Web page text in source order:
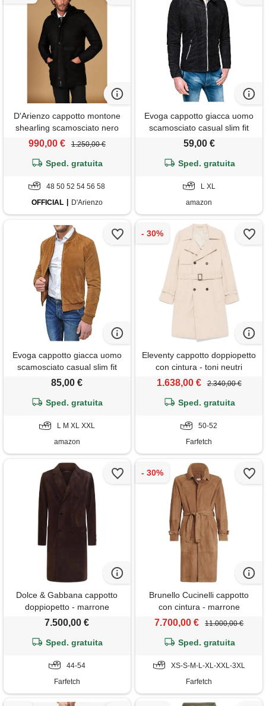
D'Arienzo cappotto montone
shearling scamosciato nero
con cappuccio staccabile
990,00 € 1.250,00 €
Sped. gratuita
48 50 52 54 56 58
OFFICIAL
D'Arienzo
Evoga cappotto giacca uomo
scamosciato casual slim fit
invernale giubbotto bomber
tasche con zip)
59,00 €
Sped. gratuita
L XL
amazon
Evoga cappotto giacca uomo
scamosciato casual slim fit
invernale giubbotto bomber
cammello)
85,00 €
Sped. gratuita
L M XL XXL
amazon
Eleventy cappotto doppiopetto
con cintura - toni neutri
1.638,00 € 2.340,00 €
Sped. gratuita
50-52
Farfetch
Dolce & Gabbana cappotto
doppiopetto - marrone
7.500,00 €
Sped. gratuita
44-54
Farfetch
Brunello Cucinelli cappotto
con cintura - marrone
7.700,00 € 11.000,00 €
Sped. gratuita
XS-S-M-L-XL-XXL-3XL
Farfetch